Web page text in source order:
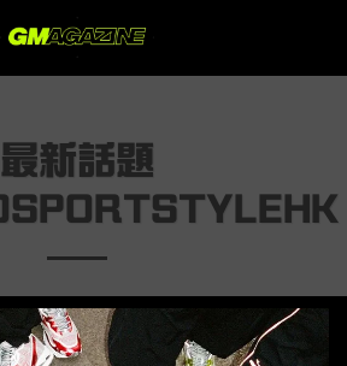
最新話題